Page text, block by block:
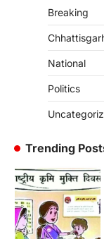
Breaking
National
Politics
Trending